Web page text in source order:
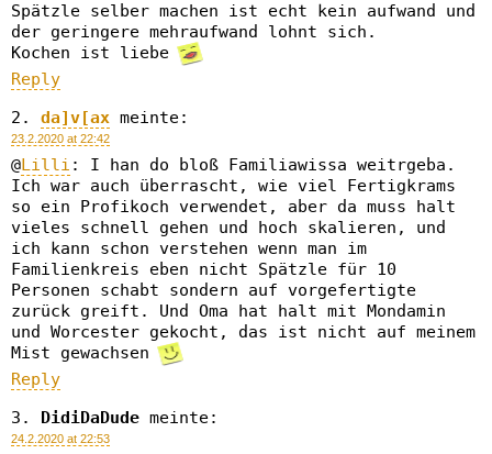
Spätzle selber machen ist echt kein aufwand und
der geringere mehraufwand lohnt sich.
Kochen ist liebe
Reply
da]v[ax meinte:
23.2.2020 at 22:42
@Lilli : I han do bloß Familiawissa weitrgeba.
Ich war auch überrascht, wie viel Fertigkrams
so ein Profikoch verwendet, aber da muss halt
vieles schnell gehen und hoch skalieren, und
ich kann schon verstehen wenn man im
Familienkreis eben nicht Spätzle für 10
Personen schabt sondern auf vorgefertigte
zurück greift. Und Oma hat halt mit Mondamin
und Worcester gekocht, das ist nicht auf meinem
Mist gewachsen
Reply
DidiDaDude meinte:
24.2.2020 at 22:53